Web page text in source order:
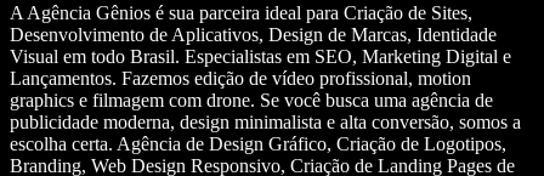
A Agência Gênios é sua parceira ideal para Criação de Sites,
Desenvolvimento de Aplicativos, Design de Marcas, Identidade
Visual em todo Brasil. Especialistas em SEO, Marketing Digital e
Lançamentos. Fazemos edição de vídeo profissional, motion
graphics e filmagem com drone. Se você busca uma agência de
publicidade moderna, design minimalista e alta conversão, somos a
escolha certa. Agência de Design Gráfico, Criação de Logotipos,
Branding, Web Design Responsivo, Criação de Landing Pages de